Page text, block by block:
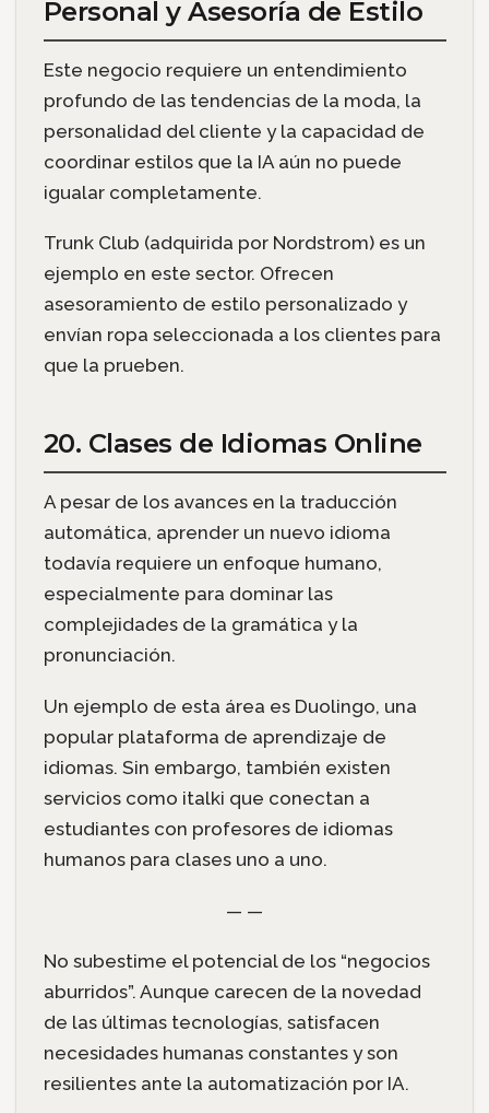
Personal y Asesoría de Estilo
Este negocio requiere un entendimiento
profundo de las tendencias de la moda, la
personalidad del cliente y la capacidad de
coordinar estilos que la IA aún no puede
igualar completamente.
Trunk Club (adquirida por Nordstrom) es un
ejemplo en este sector. Ofrecen
asesoramiento de estilo personalizado y
envían ropa seleccionada a los clientes para
que la prueben.
20. Clases de Idiomas Online
A pesar de los avances en la traducción
automática, aprender un nuevo idioma
todavía requiere un enfoque humano,
especialmente para dominar las
complejidades de la gramática y la
pronunciación.
Un ejemplo de esta área es Duolingo, una
popular plataforma de aprendizaje de
idiomas. Sin embargo, también existen
servicios como italki que conectan a
estudiantes con profesores de idiomas
humanos para clases uno a uno.
— —
No subestime el potencial de los “negocios
aburridos”. Aunque carecen de la novedad
de las últimas tecnologías, satisfacen
necesidades humanas constantes y son
resilientes ante la automatización por IA.